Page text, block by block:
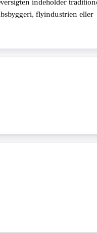
indeholder
flyindustrien eller